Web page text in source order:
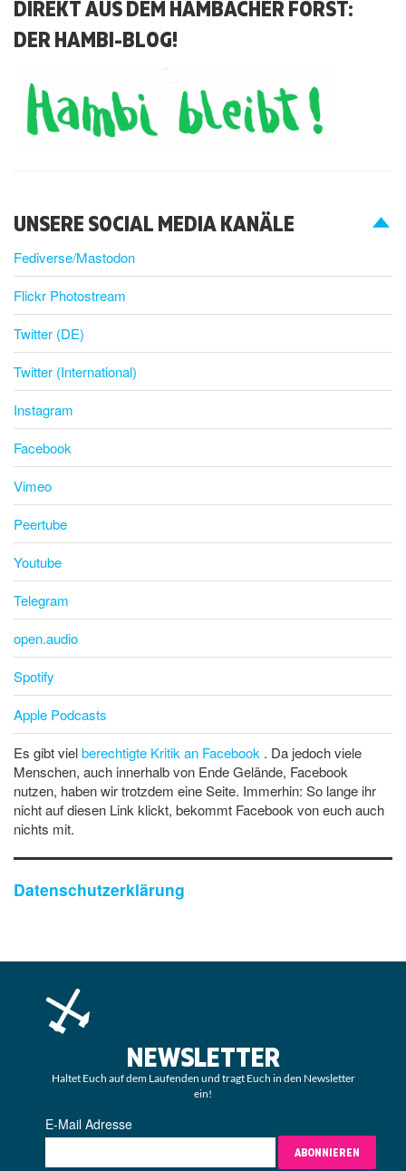
DIREKT AUS DEM HAMBACHER FORST:
DER HAMBI-BLOG!
UNSERE SOCIAL MEDIA KANÄLE
Fediverse/Mastodon
Flickr Photostream
Twitter (DE)
Twitter (International)
Instagram
Facebook
Vimeo
Peertube
Youtube
Telegram
open.audio
Spotify
Apple Podcasts
Es gibt vielberechtigte Kritik an Facebook . Da jedoch viele
Menschen, auch innerhalb von Ende Gelände, Facebook
nutzen, haben wir trotzdem eine Seite. Immerhin: So lange ihr
nicht auf diesen Link klickt, bekommt Facebook von euch auch
nichts mit.
Datenschutzerklärung
NEWSLETTER
Haltet Euch auf dem Laufenden und tragt Euch in den Newsletter
ein!
E-Mail Adresse
ABONNIEREN